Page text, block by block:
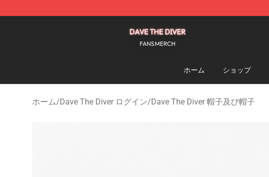
ホーム ショップ
ホーム/Dave The Diver ログイン/Dave The Diver 帽子及び帽子